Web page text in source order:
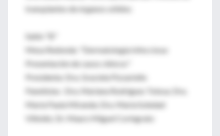
transplantes de órganos sólidos
Salón "B"
Mesa Redonda: "Dermatología Infecciosa:
Presentación de casos clínicos"
Presidenta: Dra. Graciela Pizzariello
Panelistas : Dra. Mariana Rodríguez Tolosa; Dra.
María Paula Miranda; Dra. María Soledad
Villoldo; Dr. Mauro Miguel Coringrato